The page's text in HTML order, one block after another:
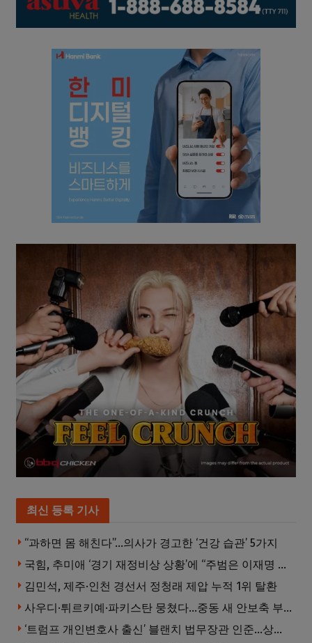
최신 등록 기사
“과하면 몸 해친다”…의사가 경고한 ‘건강 습관’ 5가지
국힘, 추미애 ‘경기 재정비상 상황’에 “주범은 이재명 전 지사”
김민석, 제주·인천 경선서 정청래 제압 누적 1위 탈환
사우디·튀르키예·파키스탄 뭉쳤다…중동 새 안보축 부상하나
‘트럼프 개인변호사 출신’ 블랜치 법무장관 인준…상원 50대49 가결